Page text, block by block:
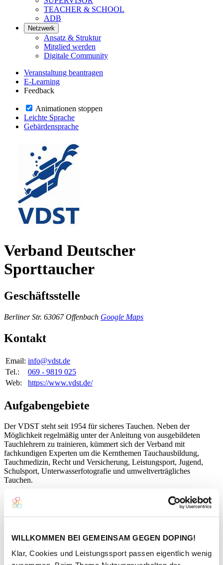
WILLKOMMEN BEI GEMEINSAM GEGEN DOPING!
Klar, Cookies und Leistungssport passen eigentlich wenig
TEACHER & SCHOOL
ADB
Netzwerk
Ansatz & Struktur
Mitglied werden
Digitale Community
Veranstaltung beantragen
E-Learning
Feedback
Animationen stoppen
Leichte Sprache
Gebärdensprache
Verband Deutscher
Sporttaucher
Geschäftsstelle
Berliner Str. 63067 Offenbach Google Maps
Kontakt
Email: info@vdst.de
Tel.:
069 - 9819 025
Web:
https://www.vdst.de/
Aufgabengebiete
Der VDST steht seit 1954 für sicheres Tauchen. Neben der
Möglichkeit regelmäßig unter der Anleitung von ausgebildeten
Tauchlehrern zu trainieren, kümmert sich der Verband mit
fachkundigen Experten um die Kernthemen Tauchausbildung,
Tauchmedizin, Recht und Versicherung, Leistungsport, Jugend,
Schulsport, Unterwasserfotografie und umweltverträgliches
Tauchen.
Der VDST ist einziger deutscher Vertreter des
Welttauchsportverbandes CMAS (Confédération Mondiale des
Activités Subaquatiques). Das hohe Qualitätsniveau unserer
zertifiziert und durch den Deutschen Olympischen Sportbund
(DOSB) lizensiert.